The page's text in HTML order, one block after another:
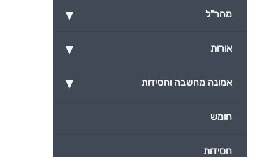
▾ מהר"ל
▾ אורות
▾ אמונה מחשבה וחסידות
חומש
חסידות